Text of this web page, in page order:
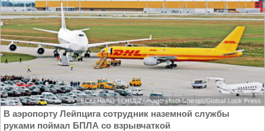
В аэропорту Лейпцига сотрудник наземной службы
руками поймал БПЛА со взрывчаткой